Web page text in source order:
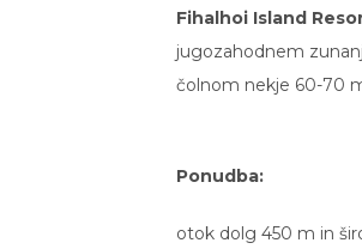
Fihalhoi Island
jugozahodnem
čolnom nekje 60-70
Ponudba:
otok dolg 450 m in